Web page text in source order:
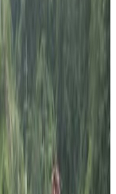
कास्की समाज
कुइन्सल्याण्ड
युवा क्लबहरु एकजुट भएका
मेटर अस्पतालमा
गराएको हो । भेटका
नहार्न हौसला दिएका